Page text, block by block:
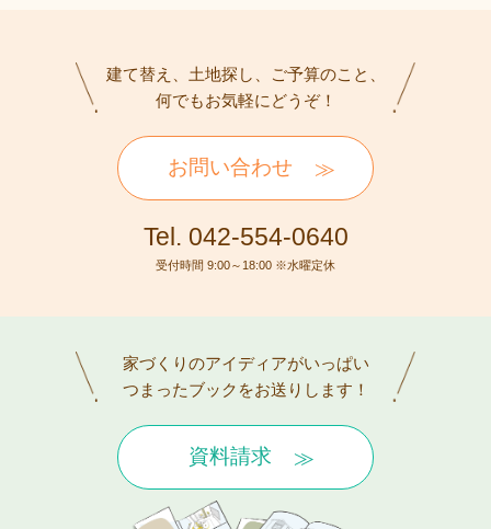
建て替え、土地探し、ご予算のこと、
何でもお気軽にどうぞ！
お問い合わせ
Tel. 042-554-0640
受付時間 9:00～18:00 ※水曜定休
家づくりのアイディアがいっぱい
つまったブックをお送りします！
資料請求